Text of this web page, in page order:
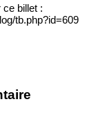
billet :
tb.php?id=609